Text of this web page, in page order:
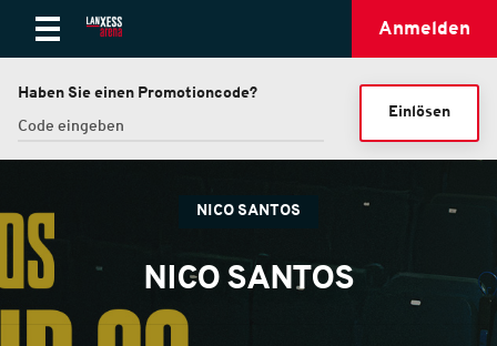
Anmelden
Haben Sie einen Promotioncode?
Einlösen
NICO SANTOS
NICO SANTOS